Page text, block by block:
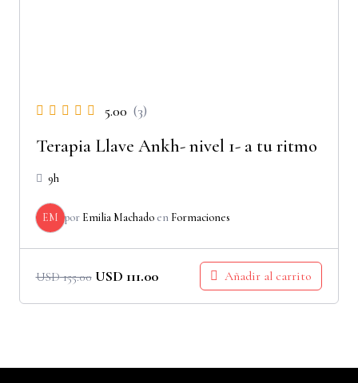
5.00 (3)
Terapia Llave Ankh- nivel 1- a tu ritmo
9h
EM por Emilia Machadoen Formaciones
USD155.00 USD 111.00 Añadir al carrito